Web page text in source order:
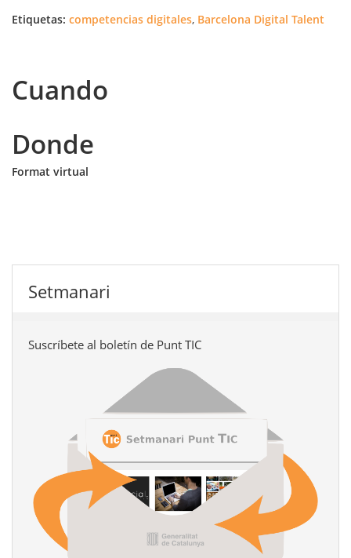
Etiquetas: competencias digitales, Barcelona Digital Talent
Cuando
Donde
Format virtual
Setmanari
Suscríbete al boletín de Punt TIC